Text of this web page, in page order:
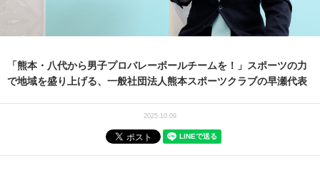
「熊本・八代から男子プロバレーボールチームを！」スポーツの力
で地域を盛り上げる、一般社団法人熊本スポーツクラブの早瀬代表
2025.10.09